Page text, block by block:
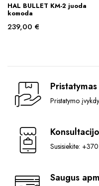
HAL BULLET KM-2 juoda
komoda
239,00 €
Pristatymas
Pristatymo
Susisiekite:
Saugus